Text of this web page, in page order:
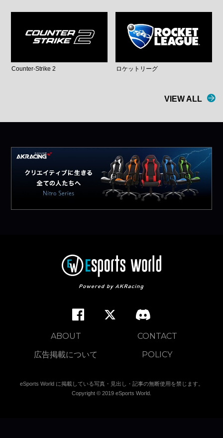
Counter-Strike 2 ロケットリーグ
VIEW ALL
ABOUT
CONTACT
広告掲載について
POLICY
eSports World に掲載している写真・見出し・記事の無断使用を禁じます。
Copyright © 2019 eSports World.